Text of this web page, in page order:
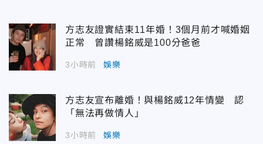
方志友證實結束11年婚！3個月前才喊婚姻
正常 曾讚楊銘威是100分爸爸
3小時前 娛樂
方志友宣布離婚！與楊銘威12年情變 認
「無法再做情人」
3小時前 娛樂